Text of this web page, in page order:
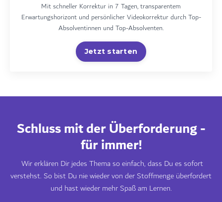
Mit schneller Korrektur in 7 Tagen, transparentem
Erwartungshorizont und persönlicher Videokorrektur durch Top-
Absolventinnen und Top-Absolventen.
Jetzt starten
Schluss mit der Überforderung -
für immer!
Wir erklären Dir jedes Thema so einfach, dass Du es sofort
verstehst. So bist Du nie wieder von der Stoffmenge überfordert
und hast wieder mehr Spaß am Lernen.